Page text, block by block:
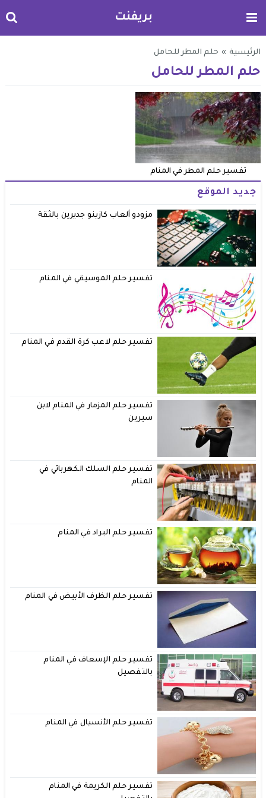
بريفنت
الرئيسية » حلم المطر للحامل
حلم المطر للحامل
تفسير حلم المطر في المنام
جديد الموقع
مزودو ألعاب كازينو جديرين بالثقة
تفسير حلم الموسيقي في المنام
تفسير حلم لاعب كرة القدم في المنام
تفسير حلم المزمار في المنام لابن
سيرين
تفسير حلم السلك الكهربائي في
المنام
تفسير حلم البراد في المنام
تفسير حلم الظرف الأبيض في المنام
تفسير حلم الإسعاف في المنام
بالتفصيل
تفسير حلم الأنسيال في المنام
تفسير حلم الكريمة في المنام